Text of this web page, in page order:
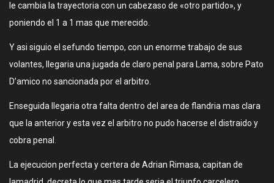
le cambia la trayectoria con un cabezaso de «otro partido», y
poniendo el 1 a 1 mas que merecido.
Y asi siguio el sefundo tiempo, con un enorme trabajo de sus
volantes, llegaria una jugada de claro penal para Lama, sobre Pato
D’amico no sancionada por el arbitro.
Enseguida llegaria otra falta dentro del area de flandria mas clara
que la anterior y esta vez el arbitro no pudo hacerse el distraido y
cobra penal.
La ejecucion perfecta y certera de Adrian Rimasa, capitan de